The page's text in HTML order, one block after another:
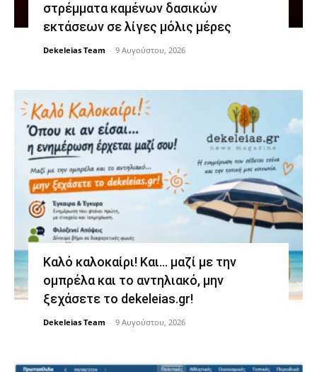
στρέμματα καμένων δασικών
εκτάσεων σε λίγες μόλις μέρες
Dekeleias Team - 9 Αυγούστου, 2026
Καλό καλοκαίρι! Και… μαζί με την
ομπρέλα και το αντηλιακό, μην
ξεχάσετε το dekeleias.gr!
Dekeleias Team - 9 Αυγούστου, 2026